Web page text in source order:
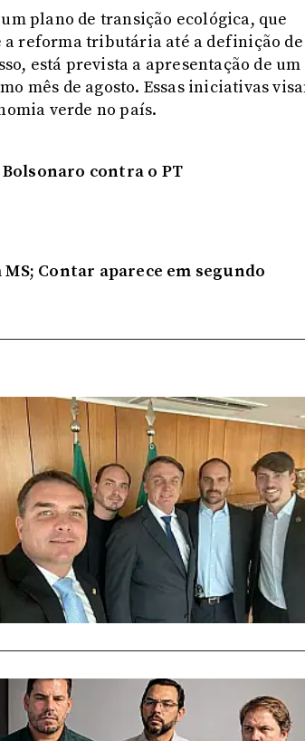
plano de transição ecológica, que
a reforma tributária até a definição de
está prevista a apresentação de um
mês de agosto. Essas iniciativas
verde no país.
contra o PT
Contar aparece em segundo